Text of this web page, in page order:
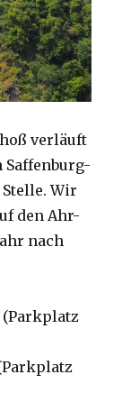
verläuft
Wir
den Ahr-
nach
(Parkplatz